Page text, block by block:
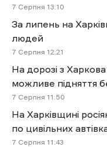
7 Cерпня 13:10
За липень на
людей
7 Cерпня 12:21
На дорозі з
можливе підняття
7 Cерпня 11:50
На Харківщині
по цивільних
7 Cерпня 11:43